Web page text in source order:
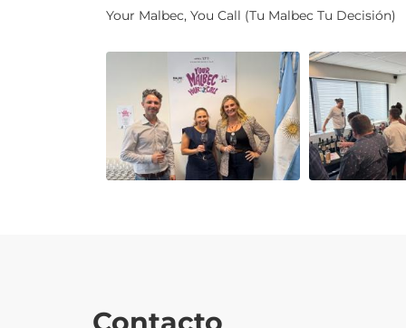
Your Malbec, You Call (Tu Malbec Tu Decisión)